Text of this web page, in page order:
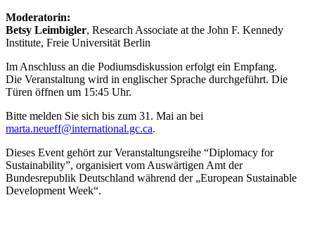
Moderatorin:
Betsy Leimbigler, Research Associate at the John F. Kennedy
Institute, Freie Universität Berlin
Im Anschluss an die Podiumsdiskussion erfolgt ein Empfang.
Die Veranstaltung wird in englischer Sprache durchgeführt. Die
Türen öffnen um 15:45 Uhr.
Bitte melden Sie sich bis zum 31. Mai an bei
marta.neueff@international.gc.ca.
Dieses Event gehört zur Veranstaltungsreihe “Diplomacy for
Sustainability”, organisiert vom Auswärtigen Amt der
Bundesrepublik Deutschland während der „European Sustainable
Development Week“.